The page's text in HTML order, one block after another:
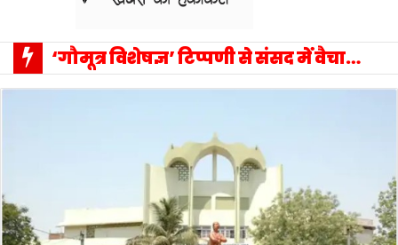
पेपर लीक माफिया पर संसद का ऐतिहासिक प्रहार: क्या अब मेहनत जीतेगी और नकल नेटवर्क टूटेंगे?